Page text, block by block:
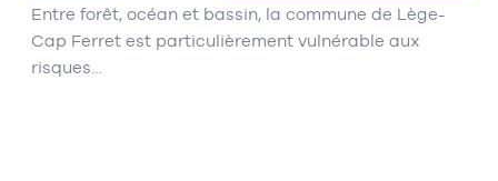
Entre forêt, océan et bassin, la commune de Lège-
Cap Ferret est particulièrement vulnérable aux
risques…